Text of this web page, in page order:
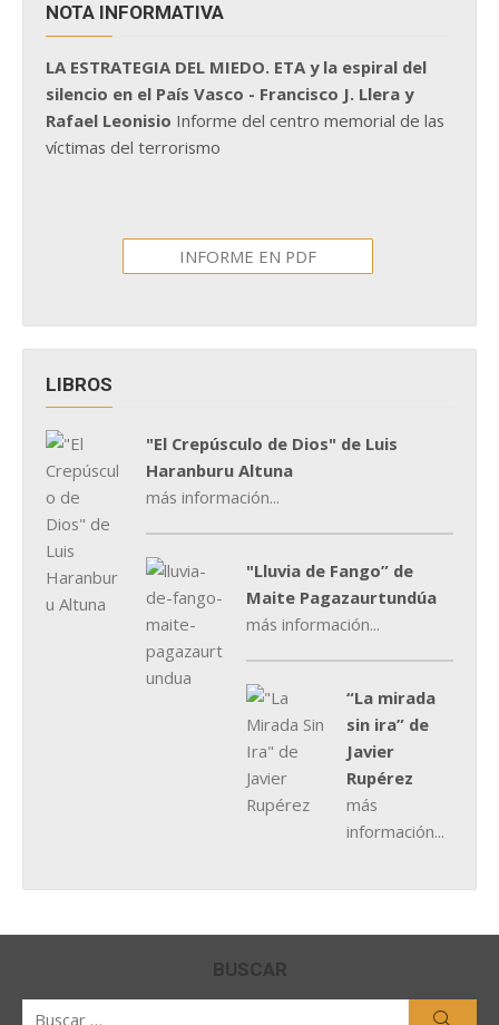
NOTA INFORMATIVA
LA ESTRATEGIA DEL MIEDO. ETA y la espiral del
silencio en el País Vasco - Francisco J. Llera y
Rafael Leonisio Informe del centro memorial de las
víctimas del terrorismo
INFORME EN PDF
LIBROS
"El Crepúsculo de Dios" de Luis
Haranburu Altuna
más información...
"Lluvia de Fango” de
Maite Pagazaurtundúa
más información...
“La mirada
sin ira” de
Javier
Rupérez
más
información...
BUSCAR